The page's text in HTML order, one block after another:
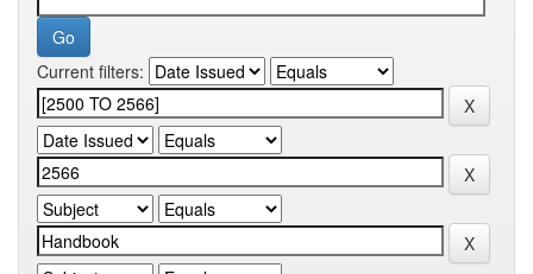
Current filters: